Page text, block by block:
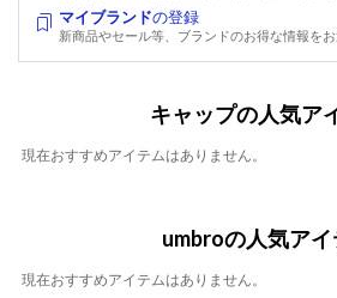
マイブランドの登録
新商品やセール等、ブランドのお得な情報を
キャップの人気ア
現在おすすめアイテムはありません。
umbroの人気アイ
現在おすすめアイテムはありません。